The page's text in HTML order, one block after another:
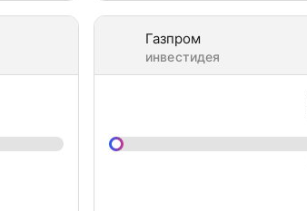
Газпром
инвестидея